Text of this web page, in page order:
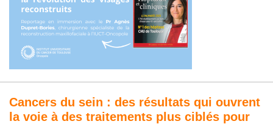
Cancers du sein : des résultats qui ouvrent
la voie à des traitements plus ciblés pour